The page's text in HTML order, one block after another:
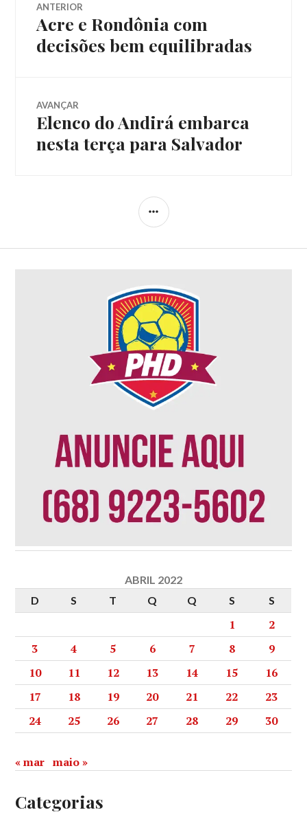
ANTERIOR
Acre e Rondônia com
decisões bem equilibradas
AVANÇAR
Elenco do Andirá embarca
nesta terça para Salvador
ABRIL 2022
D
S T Q Q S S
1
2
3
4 5 6 7 8
9
10
11 12 13 14 15
16
17
18 19 20 21 22
23
24
25 26 27 28 29 30
« mar maio »
Categorias